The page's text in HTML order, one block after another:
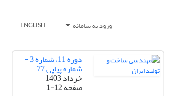
ورود به سامانه ENGLISH
دوره 11، شماره 3 -
شماره پیاپی 77
خرداد 1403
صفحه1-12